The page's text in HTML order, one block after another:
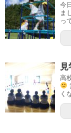
今
ま
っ
高
く